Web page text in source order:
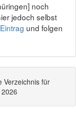
noch
jedoch selbst
Eintrag und folgen
Verzeichnis für